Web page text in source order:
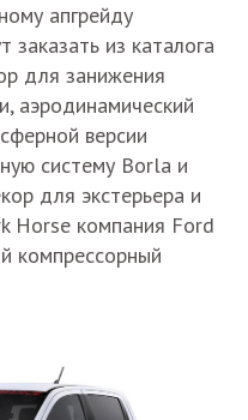
апгрейду
из каталога
для занижения
аэродинамический
версии
систему Borla и
для экстерьера и
Horse компания Ford
компрессорный